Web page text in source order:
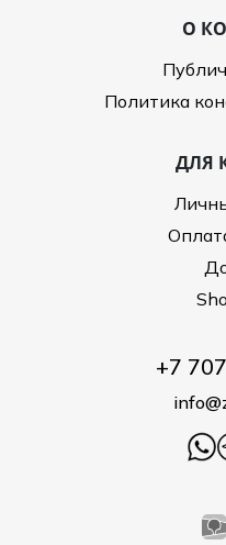
О
Политика
ДЛЯ
+7